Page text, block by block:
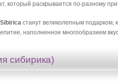
который раскрывается по-разному
станут великолепным подарком,
наполненное многообразием
сибирика)